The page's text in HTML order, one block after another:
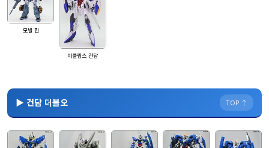
모빌 진
이클립스 건담
▶ 건담 더블오 TOP ↑